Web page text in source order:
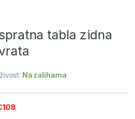
tabla zidna
Na zalihama